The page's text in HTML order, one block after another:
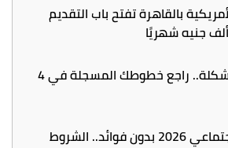
بالقاهرة تفتح باب التقديم
قبل ما تقع في مشكلة.. راجع خطوطك المسجلة في 4
قرض بنك ناصر الاجتماعي 2026 بدون فوائد.. الشروط